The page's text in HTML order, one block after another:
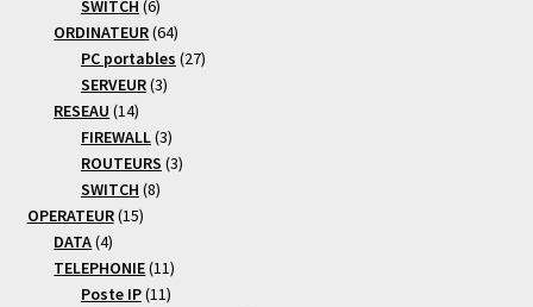
SWITCH 66
produits
ORDINATEUR 6464
produits
PC portables 2727
SERVEUR 33
RESEAU 1414
produits
FIREWALL 33
produits
ROUTEURS 33
SWITCH 88
OPERATEUR 1515
DATA 44
produits
TELEPHONIE 1111
produits
Poste IP 1111